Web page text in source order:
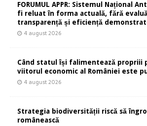
FORUMUL APPR: Sistemul Național
fi reluat în forma actuală, fără
transparență și eficiență
4 august 2026
Când statul își falimentează propriii
viitorul economic al României este
4 august 2026
Strategia biodiversității riscă să
românească